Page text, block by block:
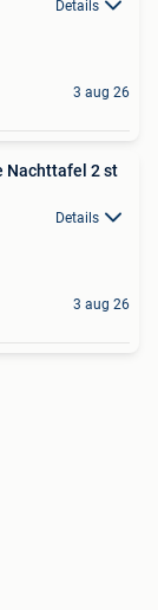
Details
3 aug 26
Nachttafel 2 st
Details
3 aug 26